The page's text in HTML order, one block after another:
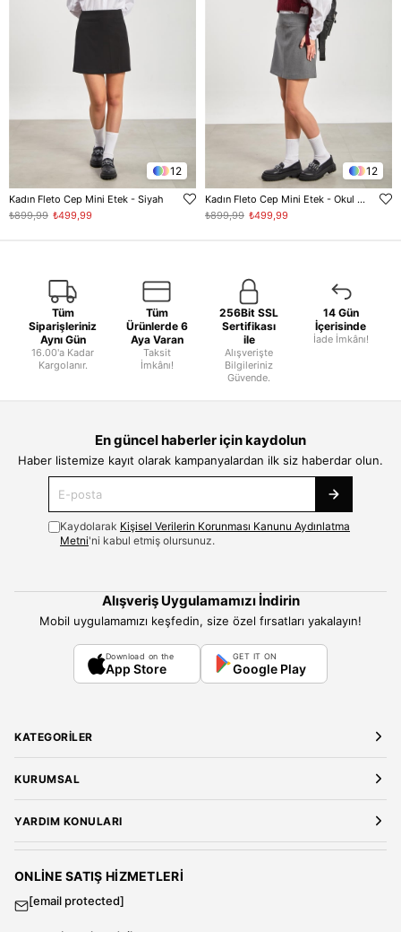
12
Kadın Fleto Cep Mini Etek - Siyah
₺499,99
₺899,99
12
Kadın Fleto Cep Mini Etek - Okul Gri
₺499,99
₺899,99
Tüm
Siparişleriniz
Aynı Gün
16.00'a Kadar
Kargolanır.
Tüm
Ürünlerde 6
Aya Varan
Taksit
İmkânı!
256Bit SSL
Sertifikası
ile
Alışverişte
Bilgileriniz
Güvende.
14 Gün
İçerisinde
İade İmkânı!
En güncel haberler için kaydolun
Haber listemize kayıt olarak kampanyalardan ilk siz haberdar olun.
Kaydolarak Kişisel Verilerin Korunması Kanunu Aydınlatma
Metni'ni kabul etmiş olursunuz.
Alışveriş Uygulamamızı İndirin
Mobil uygulamamızı keşfedin, size özel fırsatları yakalayın!
Download on the
App Store
GET IT ON
Google Play
KATEGORILER
Bluz
Gömlek
T-Shirt
Tulum
KURUMSAL
Mağazalarımız
Gizlilik ve Güvenlik
YARDIM KONULARI
Üyelik Sözleşmesi
Kargo ve Teslimat
Satış Sözleşmesi
Banka Hesap Bilgileri
ONLINE SATIŞ HIZMETLERI
[email protected]